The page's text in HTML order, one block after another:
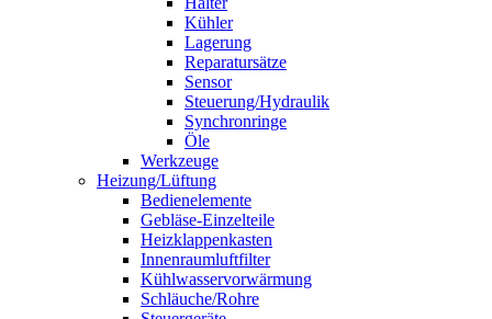
Kühler
Lagerung
Reparatursätze
Sensor
Steuerung/Hydraulik
Synchronringe
Öle
Werkzeuge
Heizung/Lüftung
Bedienelemente
Gebläse-Einzelteile
Heizklappenkasten
Innenraumluftfilter
Kühlwasservorwärmung
Schläuche/Rohre